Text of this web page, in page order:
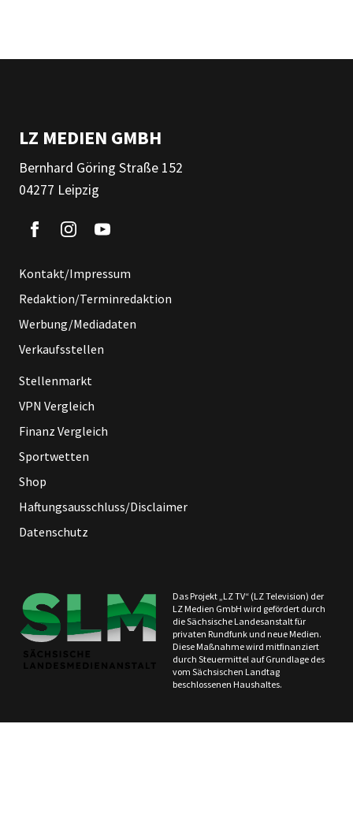
LZ MEDIEN GMBH
Bernhard Göring Straße 152
04277 Leipzig
Kontakt/Impressum
Redaktion/Terminredaktion
Werbung/Mediadaten
Verkaufsstellen
Stellenmarkt
VPN Vergleich
Finanz Vergleich
Sportwetten
Shop
Haftungsausschluss/Disclaimer
Datenschutz
Das Projekt „LZ TV“ (LZ Television) der
LZ Medien GmbH wird gefördert durch
die Sächsische Landesanstalt für
privaten Rundfunk und neue Medien.
Diese Maßnahme wird mitfinanziert
durch Steuermittel auf Grundlage des
vom Sächsischen Landtag
beschlossenen Haushaltes.